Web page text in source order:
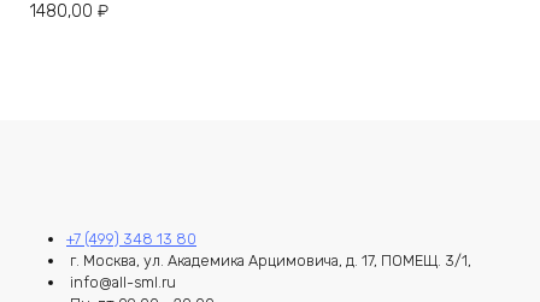
1480,00 ₽
+7 (499) 348 13 80
г. Москва, ул. Академика Арцимовича, д. 17, ПОМЕЩ. 3/1,
info@all-sml.ru